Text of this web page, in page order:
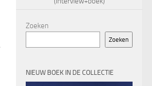
Zoeken
Zoeken
NIEUW BOEK IN DE COLLECTIE